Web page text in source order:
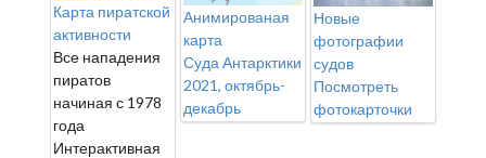
Карта пиратской
активности
Все нападения
пиратов
начиная с 1978
года
Интерактивная
Анимированая
карта
Суда Антарктики
2021, октябрь-
декабрь
Новые
фотографии
судов
Посмотреть
фотокарточки